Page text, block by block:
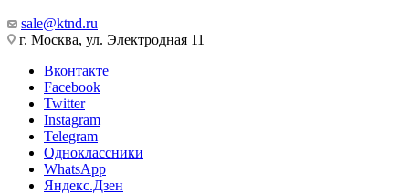
sale@ktnd.ru
г. Москва, ул. Электродная 11
Вконтакте
Facebook
Twitter
Instagram
Telegram
Одноклассники
WhatsApp
Яндекс.Дзен